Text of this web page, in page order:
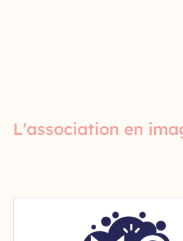
L'association en